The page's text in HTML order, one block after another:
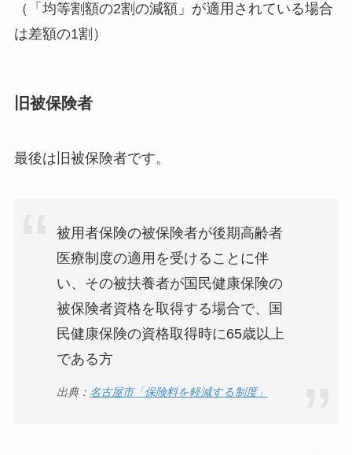
（「均等割額の2割の減額」が適用されている場合
は差額の1割）
旧被保険者
最後は旧被保険者です。
被用者保険の被保険者が後期高齢者
医療制度の適用を受けることに伴
い、その被扶養者が国民健康保険の
被保険者資格を取得する場合で、国
民健康保険の資格取得時に65歳以上
である方
出典： 名古屋市「保険料を軽減する制度」